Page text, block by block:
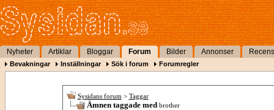
Nyheter Artiklar Bloggar Forum Bilder Annonser
Bevakningar Inställningar Sök i forum Forumregler
Sysidans forum > Taggar
Ämnen taggade med brother